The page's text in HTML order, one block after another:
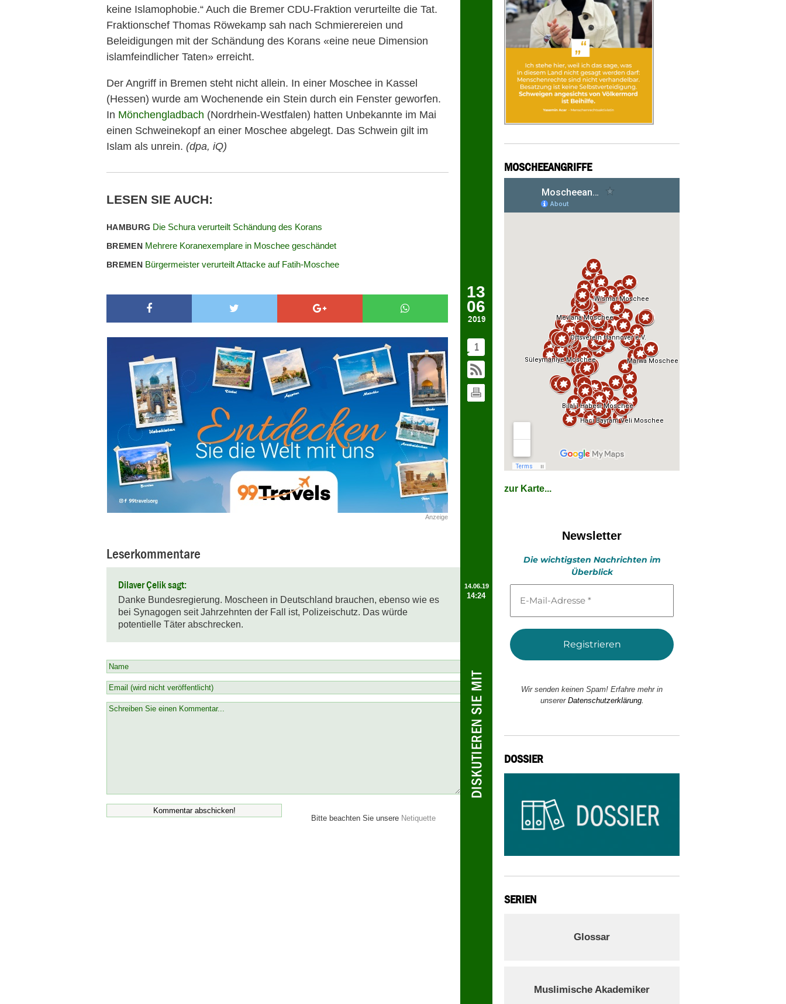
13
06
2019
1
keine Islamophobie.“ Auch die Bremer CDU-Fraktion verurteilte die Tat.
Fraktionschef Thomas Röwekamp sah nach Schmierereien und
Beleidigungen mit der Schändung des Korans «eine neue Dimension
islamfeindlicher Taten» erreicht.
Der Angriff in Bremen steht nicht allein. In einer Moschee in Kassel
(Hessen) wurde am Wochenende ein Stein durch ein Fenster geworfen.
In Mönchengladbach (Nordrhein-Westfalen) hatten Unbekannte im Mai
einen Schweinekopf an einer Moschee abgelegt. Das Schwein gilt im
Islam als unrein. (dpa, iQ)
LESEN SIE AUCH:
HAMBURG Die Schura verurteilt Schändung des Korans
BREMEN Mehrere Koranexemplare in Moschee geschändet
BREMEN Bürgermeister verurteilt Attacke auf Fatih-Moschee
Anzeige
Leserkommentare
Dilaver Çelik sagt:
Danke Bundesregierung. Moscheen in Deutschland brauchen, ebenso wie es
bei Synagogen seit Jahrzehnten der Fall ist, Polizeischutz. Das würde
potentielle Täter abschrecken.
14.06.19
14:24
Bitte beachten Sie unsere Netiquette
MOSCHEEANGRIFFE
zur Karte...
Newsletter
Die wichtigsten Nachrichten im
Überblick
Mail-
*
Wir senden keinen Spam! Erfahre mehr in
unserer Datenschutzerklärung.
DOSSIER
SERIEN
Glossar
Muslimische Akademiker